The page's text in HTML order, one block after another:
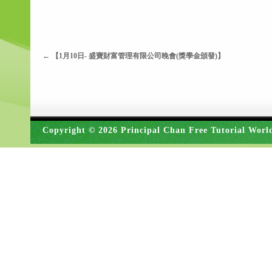
← 【1月10日- 盛寶財富管理有限公司晚會(獎學金頒發)】
Copyright © 2026 Principal Chan Free Tutorial